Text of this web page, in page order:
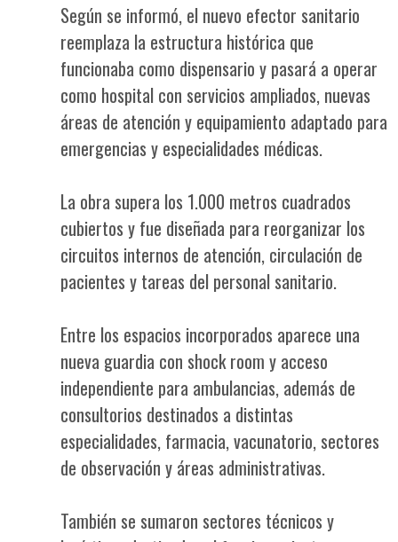
Según se informó, el nuevo efector sanitario
reemplaza la estructura histórica que
funcionaba como dispensario y pasará a operar
como hospital con servicios ampliados, nuevas
áreas de atención y equipamiento adaptado para
emergencias y especialidades médicas.
La obra supera los 1.000 metros cuadrados
cubiertos y fue diseñada para reorganizar los
circuitos internos de atención, circulación de
pacientes y tareas del personal sanitario.
Entre los espacios incorporados aparece una
nueva guardia con shock room y acceso
independiente para ambulancias, además de
consultorios destinados a distintas
especialidades, farmacia, vacunatorio, sectores
de observación y áreas administrativas.
También se sumaron sectores técnicos y